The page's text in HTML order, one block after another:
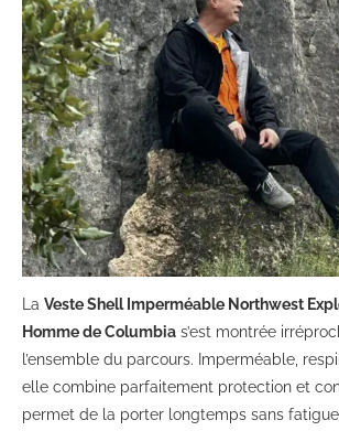
La Veste Shell Imperméable Northwest
Homme de Columbia s’est montrée
l’ensemble du parcours. Imperméable,
elle combine parfaitement protection et
permet de la porter longtemps sans